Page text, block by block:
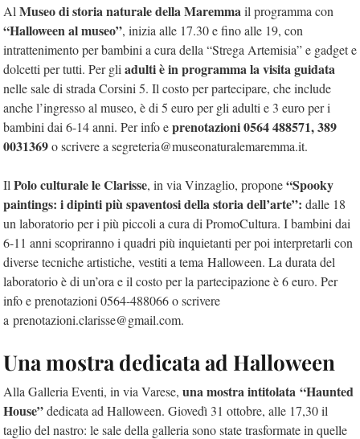
Al Museo di storia naturale della Maremmail programma con
“Halloween al museo”, inizia alle 17.30 e fino alle 19, con
intrattenimento per bambini a cura della “Strega Artemisia” e gadget e
dolcetti per tutti. Per gli adulti è in programma la visita guidata
nelle sale di strada Corsini 5. Il costo per partecipare, che include
anche l’ingresso al museo, è di 5 euro per gli adulti e 3 euro per i
bambini dai 6-14 anni. Per info eprenotazioni 0564 488571, 389
0031369o scrivere a segreteria@museonaturalemaremma.it.
Il Polo culturale le Clarisse, in via Vinzaglio, propone“Spooky
paintings: i dipinti più spaventosi della storia dell’arte”: dalle 18
un laboratorio per i più piccoli a cura di PromoCultura. I bambini dai
6-11 anni scopriranno i quadri più inquietanti per poi interpretarli con
diverse tecniche artistiche, vestiti a tema Halloween. La durata del
laboratorio è di un’ora e il costo per la partecipazione è 6 euro. Per
info e prenotazioni 0564-488066 o scrivere
a prenotazioni.clarisse@gmail.com.
Una mostra dedicata ad Halloween
Alla Galleria Eventi, in via Varese, una mostra intitolata “Haunted
House”dedicata ad Halloween. Giovedì 31 ottobre, alle 17,30 il
taglio del nastro: le sale della galleria sono state trasformate in quelle